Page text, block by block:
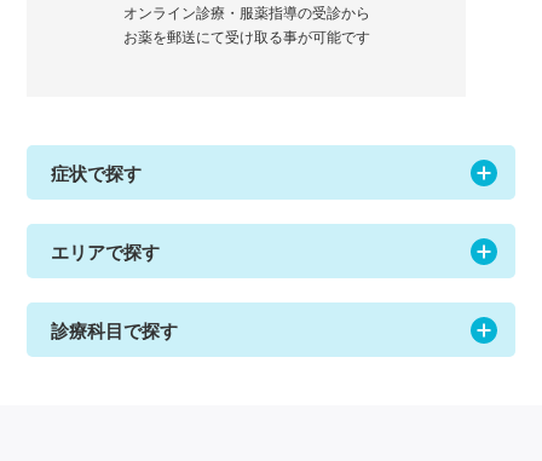
オンライン診療・服薬指導の受診から
お薬を郵送にて受け取る事が可能です
症状で探す
エリアで探す
診療科目で探す